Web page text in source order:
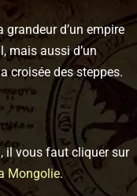
d’un empire
mais aussi d’un
croisée des steppes.
il vous faut cliquer sur
Mongolie.